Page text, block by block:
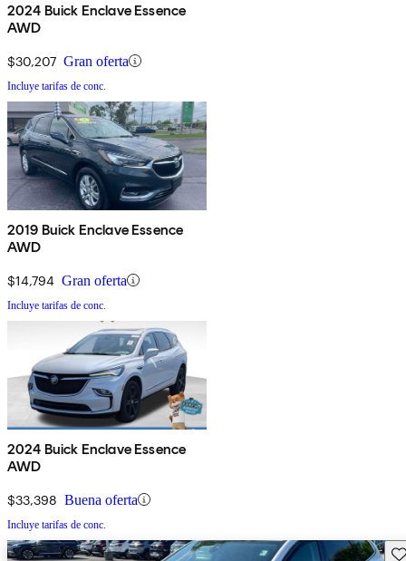
2024 Buick Enclave Essence
AWD
$30,207 Gran oferta
Incluye tarifas de conc.
2019 Buick Enclave Essence
AWD
$14,794 Gran oferta
Incluye tarifas de conc.
2024 Buick Enclave Essence
AWD
$33,398 Buena oferta
Incluye tarifas de conc.